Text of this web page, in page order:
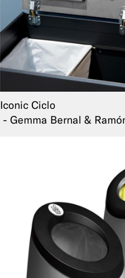
Iconic Ciclo
Gemma Bernal &